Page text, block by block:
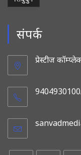
संपर्क
प्रेस्टीज